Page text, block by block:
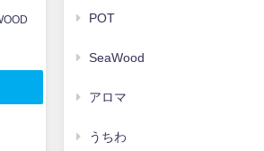
POT
SeaWood
アロマ
うちわ